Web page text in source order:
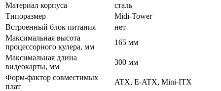
Материал корпуса
сталь
Типоразмер
Midi-Tower
Встроенный блок питания
нет
Максимальная высота
процессорного кулера, мм
165 мм
Максимальная длина
видеокарты, мм
300 мм
Форм-фактор совместимых
плат
ATX, E-ATX, Mini-ITX